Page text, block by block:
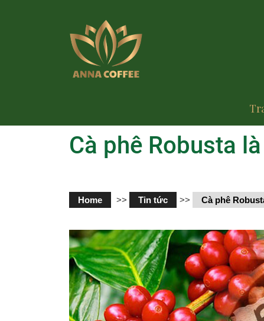
Cà phê Robusta
Home >> Tin tức >> Cà phê